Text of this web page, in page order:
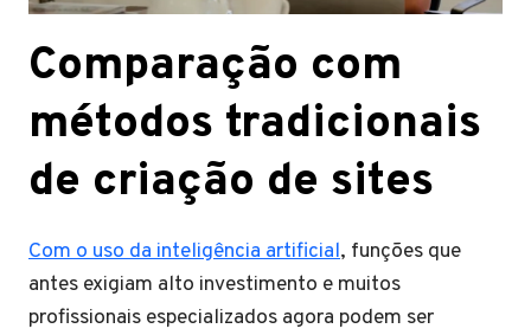
Comparação com
métodos tradicionais
de criação de sites
Com o uso da inteligência artificial, funções que
antes exigiam alto investimento e muitos
profissionais especializados agora podem ser